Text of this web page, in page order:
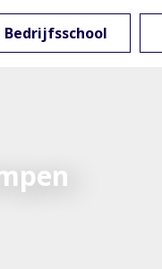
Bedrijfsschool